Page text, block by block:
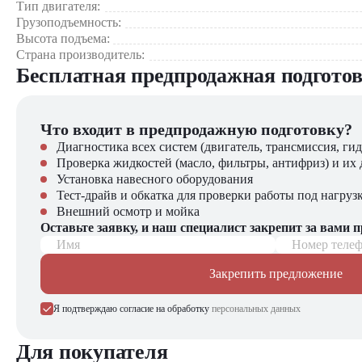
Оптовые торговые базы
Фармацевтические склады
Сельскохозяйственные предприятия
Почему стоит выбрать Heli G1.2 CDD12?
Универсальность – оптимальные параметры для
Маневренность – компактные габариты для работы в
Надежность – проверенная конструкция от лидера рынка
Экономичность – низкие затраты на обслуживание
Сервис – доступность запчастей и технической поддержки
Компания "ЦТО" – официальный дилер техники Heli,
погрузчиков, малой складской техники, навесного
Тип двигателя:
Грузоподъемность:
Высота подъема:
Страна производитель:
Бесплатная предпродажная
Что входит в предпродажную подготовку?
Диагностика всех систем (двигатель, трансмиссия,
Проверка жидкостей (масло, фильтры, антифриз) и их
Установка навесного оборудования
Тест-драйв и обкатка для проверки работы под
Внешний осмотр и мойка
Оставьте заявку, и наш специалист закрепит за вами
Имя
Номер
Закрепить предложение
Я подтверждаю согласие на обработку персональных данных
Для покупателя